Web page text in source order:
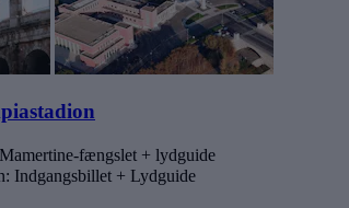
fængslet + lydguide
Indgangsbillet + Lydguide